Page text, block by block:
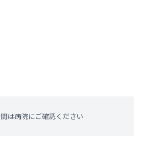
は病院にご確認ください